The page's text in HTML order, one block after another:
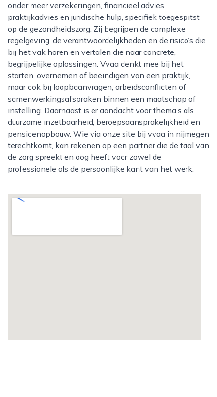
onder meer verzekeringen, financieel advies,
praktijkadvies en juridische hulp, specifiek toegespitst
op de gezondheidszorg. Zij begrijpen de complexe
regelgeving, de verantwoordelijkheden en de risico’s die
bij het vak horen en vertalen die naar concrete,
begrijpelijke oplossingen. Vvaa denkt mee bij het
starten, overnemen of beëindigen van een praktijk,
maar ook bij loopbaanvragen, arbeidsconflicten of
samenwerkingsafspraken binnen een maatschap of
instelling. Daarnaast is er aandacht voor thema’s als
duurzame inzetbaarheid, beroepsaansprakelijkheid en
pensioenopbouw. Wie via onze site bij vvaa in nijmegen
terechtkomt, kan rekenen op een partner die de taal van
de zorg spreekt en oog heeft voor zowel de
professionele als de persoonlijke kant van het werk.